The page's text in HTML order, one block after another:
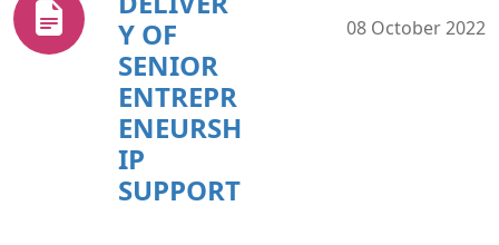
Y OF
SENIOR
ENTREPR
ENEURSH
IP
SUPPORT
08 October 2022